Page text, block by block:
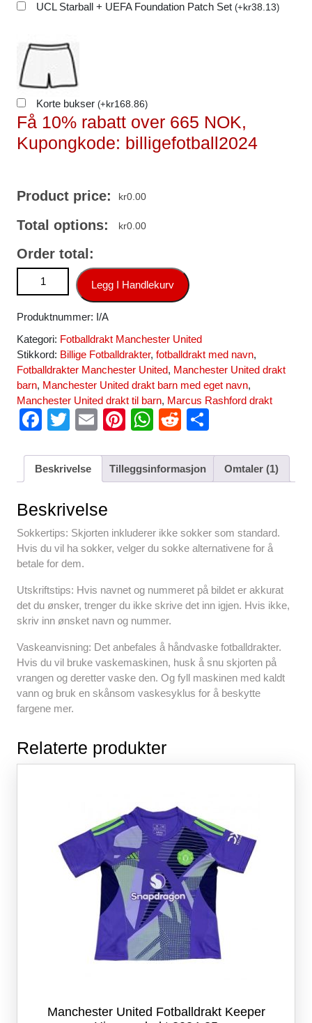
UCL Starball + UEFA Foundation Patch Set (+kr38.13)
Korte bukser (+kr168.86)
Få 10% rabatt over 665 NOK,
Kupongkode: billigefotball2024
Product price: kr0.00
Total options: kr0.00
Order total:
Manchester United Fotballdrakt Marcus Rashford #10
Hjemmedrakt 2025-26 antall
Legg I Handlekurv
Produktnummer: I/A
Kategori: Fotballdrakt Manchester United
Stikkord: Billige Fotballdrakter, fotballdrakt med navn,
Fotballdrakter Manchester United, Manchester United drakt
barn, Manchester United drakt barn med eget navn,
Manchester United drakt til barn, Marcus Rashford drakt
F
c
b
o
o
k
T
tt
E
ail
Pi
er
e
W
at
s
p
p
R
d
di
ar
e
Beskrivelse Tilleggsinformasjon Omtaler (1)
Beskrivelse
Sokkertips: Skjorten inkluderer ikke sokker som standard.
Hvis du vil ha sokker, velger du sokke alternativene for å
betale for dem.
Utskriftstips: Hvis navnet og nummeret på bildet er akkurat
det du ønsker, trenger du ikke skrive det inn igjen. Hvis ikke,
skriv inn ønsket navn og nummer.
Vaskeanvisning: Det anbefales å håndvaske fotballdrakter.
Hvis du vil bruke vaskemaskinen, husk å snu skjorten på
vrangen og deretter vaske den. Og fyll maskinen med kaldt
vann og bruk en skånsom vaskesyklus for å beskytte
fargene mer.
Relaterte produkter
Manchester United Fotballdrakt Keeper